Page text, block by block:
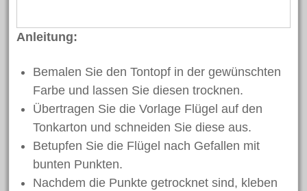
Anleitung:
Bemalen Sie den Tontopf in der gewünschten
Farbe und lassen Sie diesen trocknen.
Übertragen Sie die Vorlage Flügel auf den
Tonkarton und schneiden Sie diese aus.
Betupfen Sie die Flügel nach Gefallen mit
bunten Punkten.
Nachdem die Punkte getrocknet sind, kleben